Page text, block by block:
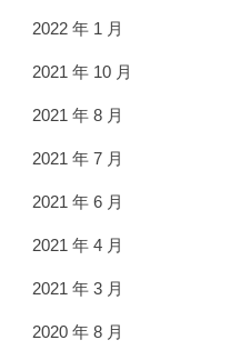
2022 年 1 月
2021 年 10 月
2021 年 8 月
2021 年 7 月
2021 年 6 月
2021 年 4 月
2021 年 3 月
2020 年 8 月